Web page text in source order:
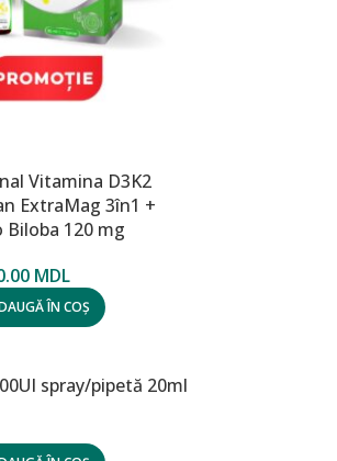
Vitamina D3K2
ExtraMag 3în1 +
Biloba 120 mg
MDL
ÎN COȘ
spray/pipetă 20ml